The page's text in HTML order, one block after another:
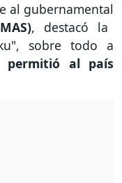
al gubernamental
, destacó la
sobre todo a
permitió al país